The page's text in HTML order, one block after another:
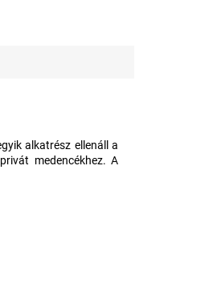
alkatrész ellenáll a
medencékhez. A